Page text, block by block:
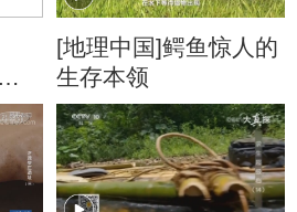
[地理中国]鳄鱼惊人的
生存本领